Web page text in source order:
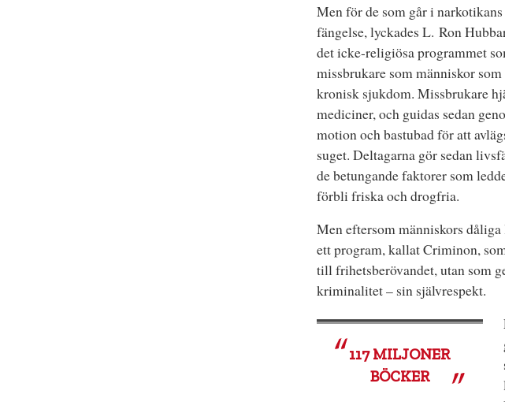
Men för de som går i
fängelse, lyckades L. Ron
det icke-religiösa programmet
missbrukare som människor
kronisk sjukdom. Missbrukare
mediciner, och guidas sedan
motion och bastubad för att
suget. Deltagarna gör sedan
de betungande faktorer som
förbli friska och drogfria.
Men eftersom människors
ett program, kallat Criminon,
till frihetsberövandet, utan som
kriminalitet – sin självrespekt.
117MILJONER
BÖCKER